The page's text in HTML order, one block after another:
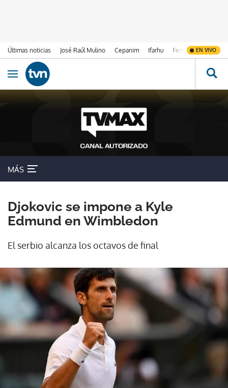
Últimas noticias José Raúl Mulino Cepanim Ifarhu Fenómeno de El
EN VIVO
Ir al contenido
Obrir navegació
MÁS
Djokovic se impone a Kyle
Edmund en Wimbledon
El serbio alcanza los octavos de final